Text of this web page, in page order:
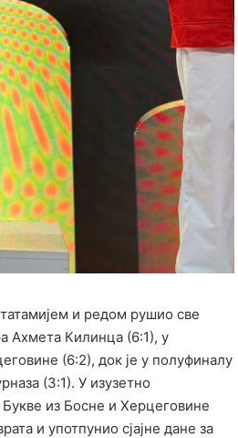
татамијем и редом рушио све
Ахмета Килинца (6:1), у
(6:2), док је у полуфиналу
(3:1). У изузетно
из Босне и Херцеговине
и употпунио сјајне дане за